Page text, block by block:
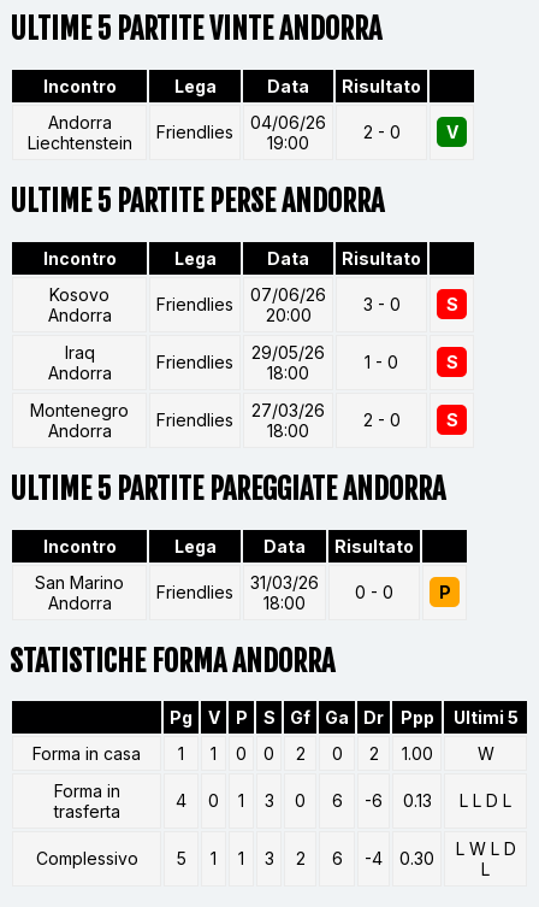
ULTIME 5 PARTITE VINTE ANDORRA
Incontro Lega Data
Risultato
Andorra
Liechtenstein
Friendlies
04/06/26
19:00
2 - 0 V
ULTIME 5 PARTITE PERSE ANDORRA
Incontro Lega Data
Risultato
Kosovo
Andorra
Friendlies
07/06/26
20:00
3 - 0 S
Iraq
Andorra
Friendlies
29/05/26
18:00
1 - 0 S
Montenegro
Andorra
Friendlies
27/03/26
18:00
2 - 0 S
ULTIME 5 PARTITE PAREGGIATE ANDORRA
Incontro Lega Data
Risultato
San Marino
Andorra
Friendlies
31/03/26
18:00
0 - 0 P
STATISTICHE FORMA ANDORRA
Pg V P S Gf Ga Dr Ppp
Ultimi 5
Forma in casa
1 1 0 0 2 0 2 1.00
W
Forma in
trasferta
4 0 1 3 0 6 -6 0.13 L L D L
Complessivo 5 1 1 3 2 6 -4 0.30
L W L D
L